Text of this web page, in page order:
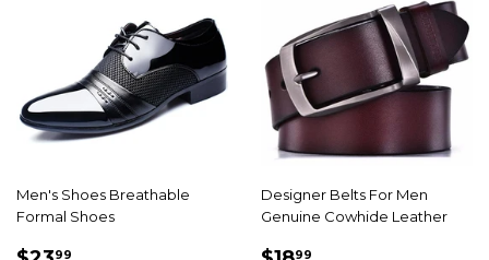
Men's Shoes Breathable
Formal Shoes
99
Designer Belts For Men
Genuine Cowhide Leather
99